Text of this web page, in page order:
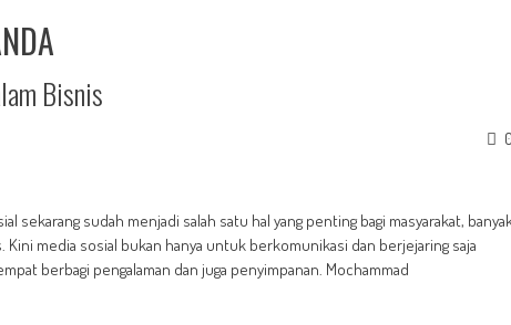
Bisnis
0
sekarang sudah menjadi salah satu hal yang penting bagi masyarakat,
media sosial bukan hanya untuk berkomunikasi dan berjejaring saja
berbagi pengalaman dan juga penyimpanan. Mochammad